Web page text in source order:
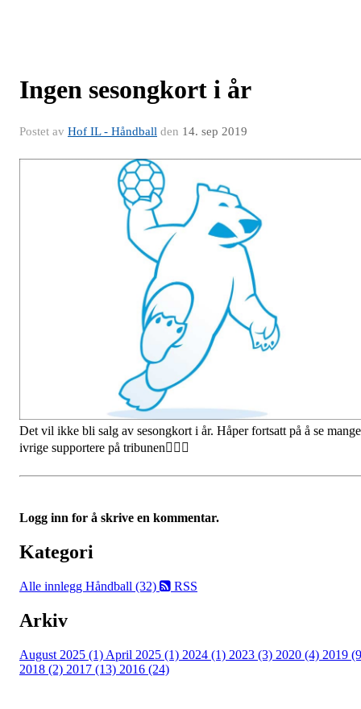
Ingen sesongkort i år
Postet av Hof IL - Håndball den 14. sep 2019
Det vil ikke bli salg av sesongkort i år. Håper fortsatt på å se mange
ivrige supportere på tribunen🤾🏽‍♀️
Logg inn for å skrive en kommentar.
Kategori
Alle innlegg Håndball (32) RSS
Arkiv
August 2025 (1) April 2025 (1) 2024 (1) 2023 (3) 2020 (4) 2019
2018 (2) 2017 (13) 2016 (24)